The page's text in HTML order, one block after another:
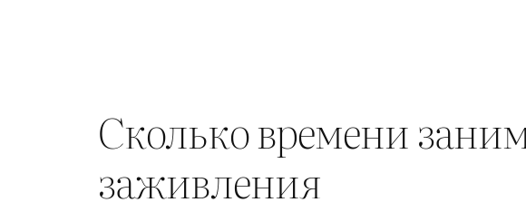
Сколько времени
заживления